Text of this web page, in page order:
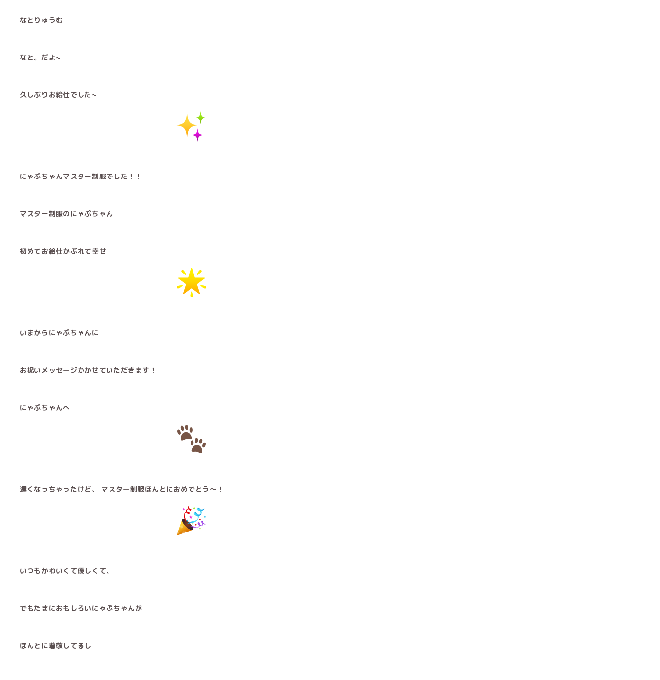
なとりゅうむ
なと。だよ~
久しぶりお給仕でした~
にゃぷちゃんマスター制服でした！！
マスター制服のにゃぷちゃん
初めてお給仕かぶれて幸せ︎
いまからにゃぷちゃんに
お祝いメッセージかかせていただきます！
にゃぷちゃんへ
遅くなっちゃったけど、 マスター制服ほんとにおめでとう〜！
いつもかわいくて優しくて、
でもたまにおもしろいにゃぷちゃんが
ほんとに尊敬してるし